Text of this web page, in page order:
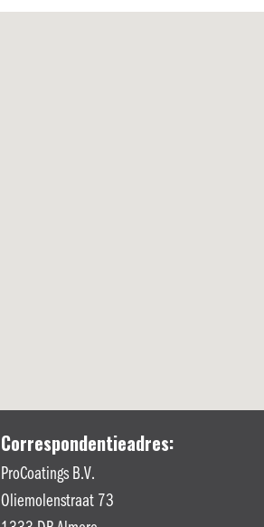
Correspondentieadres:
ProCoatings B.V.
Oliemolenstraat 73